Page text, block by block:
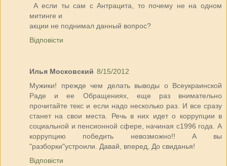
А если ты сам с Антрацита, то почему не на одном
митинге и
акции не поднимал данный вопрос?
Відповісти
Илья Московский 8/15/2012
Мужики! прежде чем делать выводы о Всеукраинской
Раде и ее Обращениях, еще раз внимательно
прочитайте текс и если надо несколько раз. И все сразу
станет на свои места. Речь в них идет о коррупции в
социальной и пенсионной сфере, начиная с1996 года. А
коррупцию победить невозможно!! А вы
"разборки"устроили. Давай, вперед, До свиданья!
Відповісти